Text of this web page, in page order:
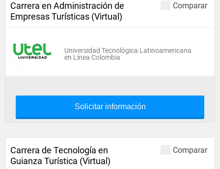
Comparar
Carrera en Administración de
Empresas Turísticas (Virtual)
Universidad Tecnológica Latinoamericana
en Línea Colombia
Solicitar información
Comparar
Carrera de Tecnología en
Guianza Turística (Virtual)